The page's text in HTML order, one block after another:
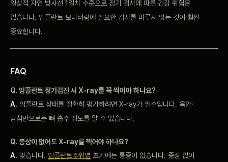
일상적 자연 방사선 1일치 수준으로 정기 검사에 따른 건강 위험은
없습니다. 임플란트 모니터링에 필요한 검사를 미루지 않는 것이 훨씬
중요합니다.
FAQ
Q. 임플란트 정기검진 시 X-ray를 꼭 찍어야 하나요?
A. 임플란트 상태를 정확히 평가하려면 X-ray가 필수입니다. 육안·
탐침만으로는 뼈 흡수 정도를 알 수 없습니다.
Q. 증상이 없어도 X-ray를 찍어야 하나요?
A. 맞습니다. 임플란트주위염 초기에는 통증이 없습니다. 증상 없이